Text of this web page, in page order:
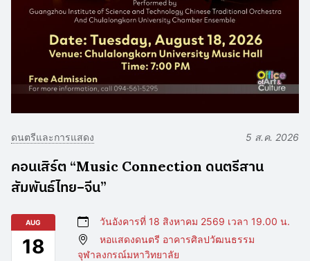
ดนตรีและการแสดง 5 ส.ค. 2026
คอนเสิร์ต “Music Connection ดนตรีสาน
สัมพันธ์ไทย–จีน”
AUG
18
วันอังคารที่ 18 สิงหาคม 2569 เวลา 19.00 น.
หอแสดงดนตรี อาคารศิลปวัฒนธรรม
จุฬาลงกรณ์มหาวิทยาลัย